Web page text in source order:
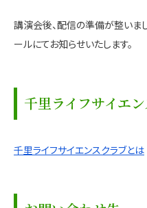
講演会後、配信の準備が整いま
ールにてお知らせいたします。
千里ライフサイエ
千里ライフサイエンスクラブとは